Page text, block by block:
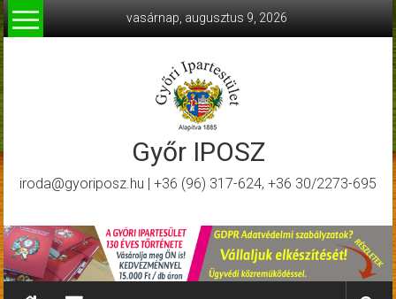
Skip
to
content
vasárnap, augusztus 9, 2026
Győr IPOSZ
iroda@gyoriposz.hu | +36 (96) 317-624, +36 30/2273-695